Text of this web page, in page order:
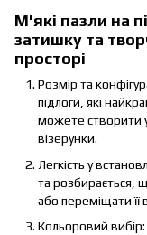
М'які пазли на
затишку та
просторі
Розмір та
підлоги, які
можете створити
візерунки.
Легкість у
та розбирається,
або переміщати її
Кольоровий вибір: